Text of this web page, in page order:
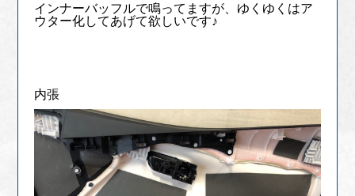
インナーバッフルで鳴ってますが、ゆくゆくはア
ウター化してあげて欲しいです♪
内張